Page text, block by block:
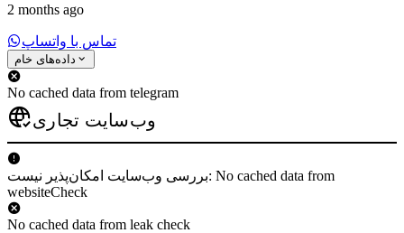
2 months ago
تماس با واتساپ
داده‌های خام
No cached data from telegram
وب‌سایت تجاری
بررسی وب‌سایت امکان‌پذیر نیست: No cached data from
websiteCheck
No cached data from leak check